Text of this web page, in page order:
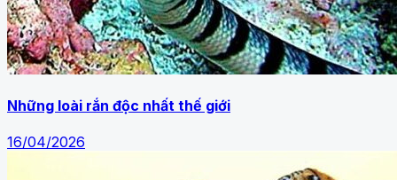
Những loài rắn độc nhất thế giới
16/04/2026